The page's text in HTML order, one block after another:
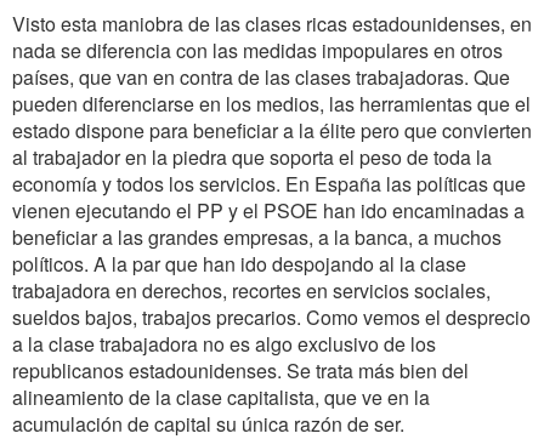
Visto esta maniobra de las clases ricas estadounidenses, en
nada se diferencia con las medidas impopulares en otros
países, que van en contra de las clases trabajadoras. Que
pueden diferenciarse en los medios, las herramientas que el
estado dispone para beneficiar a la élite pero que convierten
al trabajador en la piedra que soporta el peso de toda la
economía y todos los servicios. En España las políticas que
vienen ejecutando el PP y el PSOE han ido encaminadas a
beneficiar a las grandes empresas, a la banca, a muchos
políticos. A la par que han ido despojando al la clase
trabajadora en derechos, recortes en servicios sociales,
sueldos bajos, trabajos precarios. Como vemos el desprecio
a la clase trabajadora no es algo exclusivo de los
republicanos estadounidenses. Se trata más bien del
alineamiento de la clase capitalista, que ve en la
acumulación de capital su única razón de ser.